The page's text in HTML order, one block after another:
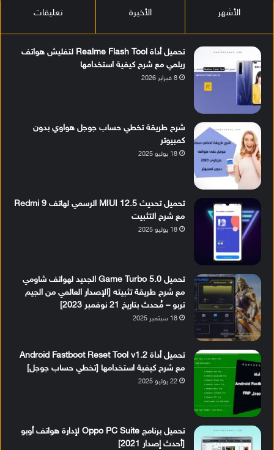
الأشهر الأخيرة تعليقات
تحميل أداة Realme Flash Tool لتفليش هواتف
ريلمي مع شرح كيفية استخدامها
8 فبراير 2026
شرح طريقة تخطي حساب جوجل هواوي بدون
كمبيوتر
18 يوليو 2025
تحميل تحديث MIUI 12.5 الرسمي لهاتف Redmi 9
مع شرح التثبيت
18 يوليو 2025
تحميل Game Turbo 5.0 الجديد لهواتف شاومي
مع شرح طريقة تثبيته [الإصدار العالمي من الجيم
تربو – مُحدث بتاريخ 21 نوفمبر 2023]
18 سبتمبر 2025
تحميل أداة Android Fastboot Reset Tool v1.2
مع شرح كيفية استخدامها [تخطي حساب جوجل]
22 يوليو 2025
تحميل برنامج Oppo PC Suite لإدارة هواتف أوبو
[أحدث إصدار 2021]